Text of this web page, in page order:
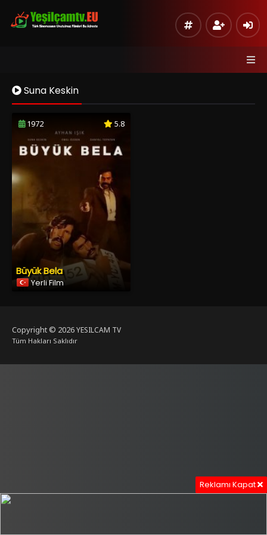
Suna Keskin
1972 5.8
Büyük Bela
Yerli Film
Copyright © 2026YESILCAM TV
Tüm Hakları Saklıdır
Reklamı Kapat